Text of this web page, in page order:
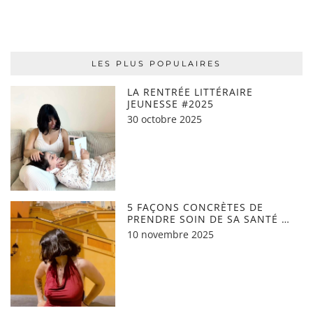
LES PLUS POPULAIRES
LA RENTRÉE LITTÉRAIRE
JEUNESSE #2025
30 octobre 2025
5 FAÇONS CONCRÈTES DE
PRENDRE SOIN DE SA SANTÉ …
10 novembre 2025